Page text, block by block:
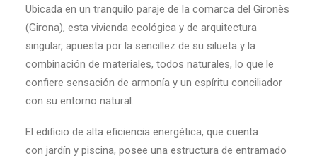
Ubicada en un tranquilo paraje de la comarca del Gironès
(Girona), esta vivienda ecológica y de arquitectura
singular, apuesta por la sencillez de su silueta y la
combinación de materiales, todos naturales, lo que le
confiere sensación de armonía y un espíritu conciliador
con su entorno natural.
El edificio de alta eficiencia energética, que cuenta
con jardín y piscina, posee una estructura de entramado